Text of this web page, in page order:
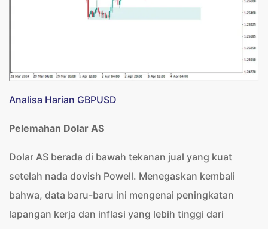
Analisa Harian GBPUSD
Pelemahan Dolar AS
Dolar AS berada di bawah tekanan jual yang kuat
setelah nada dovish Powell. Menegaskan kembali
bahwa, data baru-baru ini mengenai peningkatan
lapangan kerja dan inflasi yang lebih tinggi dari